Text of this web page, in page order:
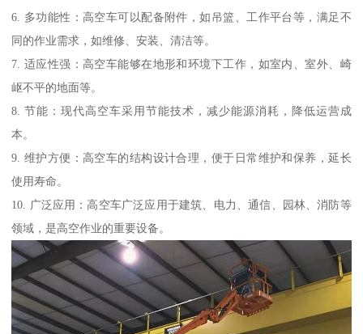
6. 多功能性：高空车可以配备附件，如吊篮、工作平台等，满足不
同的作业需求，如维修、安装、清洁等。
7. 适应性强：高空车能够在地形和环境下工作，如室内、室外、崎
岖不平的地面等。
8. 节能：现代高空车采用节能技术，减少能源消耗，降低运营成
本。
9. 维护方便：高空车的结构设计合理，便于日常维护和保养，延长
使用寿命。
10. 广泛应用：高空车广泛应用于建筑、电力、通信、园林、消防等
领域，是高空作业的重要设备。